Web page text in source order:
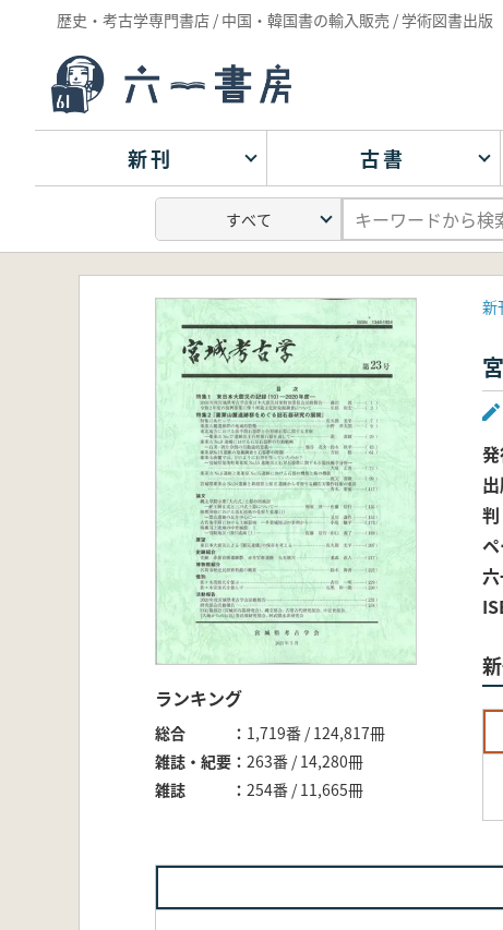
歴史・考古学専門書店 / 中国・韓国書の輸入販売 / 学術図書出版
新刊 古書
ランキング
総合
1,719番 / 124,817冊
雑誌・紀要
263番 / 14,280冊
雑誌
254番 / 11,665冊
新
判